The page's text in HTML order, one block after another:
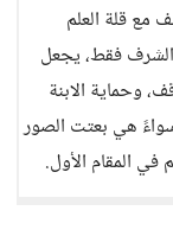
قلة العلم
الشرف فقط، يجعل
وحماية الابنة
هي بعتت الصور
في المقام الأول.